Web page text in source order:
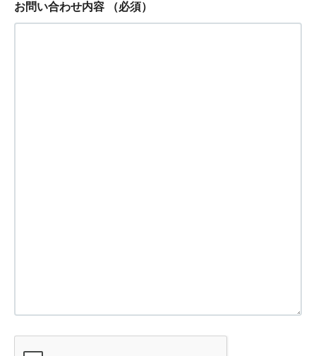
お問い合わせ内容 （必須）